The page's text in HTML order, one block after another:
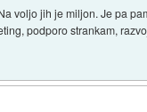
voljo jih je miljon. Je pa
podporo strankam,